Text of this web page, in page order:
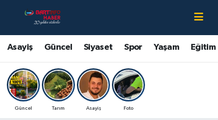
Asayiş Güncel Siyaset Spor Yaşam Eğitim
Güncel Tarım Asayiş Foto
Asayiş
Bartın Hakkında
Çevre
Eğitim
Bartın Nöbetçi Eczaneler
Bartın Hava Durumu
Bartin Namaz Vakitleri
Bartın Trafik Yoğunluk Haritası